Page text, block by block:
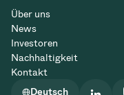
Über uns
News
Investoren
Nachhaltigkeit
Kontakt
Deutsch